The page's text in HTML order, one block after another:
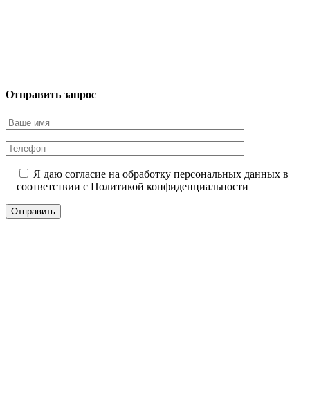
Отправить запрос
Я даю согласие на обработку персональных данных в
соответствии с Политикой конфиденциальности